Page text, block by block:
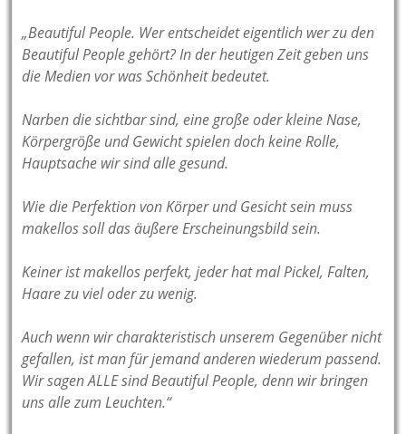
„Beautiful People. Wer entscheidet eigentlich wer zu den
Beautiful People gehört? In der heutigen Zeit geben uns
die Medien vor was Schönheit bedeutet.
Narben die sichtbar sind, eine große oder kleine Nase,
Körpergröße und Gewicht spielen doch keine Rolle,
Hauptsache wir sind alle gesund.
Wie die Perfektion von Körper und Gesicht sein muss
makellos soll das äußere Erscheinungsbild sein.
Keiner ist makellos perfekt, jeder hat mal Pickel, Falten,
Haare zu viel oder zu wenig.
Auch wenn wir charakteristisch unserem Gegenüber nicht
gefallen, ist man für jemand anderen wiederum passend.
Wir sagen ALLE sind Beautiful People, denn wir bringen
uns alle zum Leuchten.“